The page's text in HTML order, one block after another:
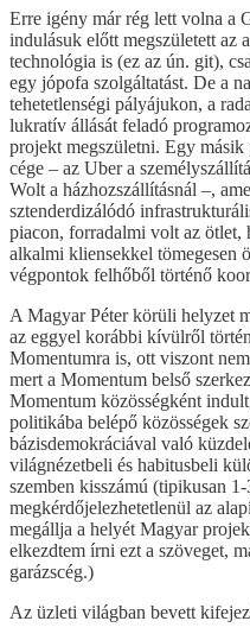
Erre igény már rég lett volna a
indulásuk előtt megszületett az
technológia is (ez az ún. git),
egy jópofa szolgáltatást. De a
tehetetlenségi pályájukon, a
lukratív állását feladó
projekt megszületni. Egy másik
cége – az Uber a
Wolt a házhozszállításnál –,
sztenderdizálódó
piacon, forradalmi volt az
alkalmi kliensekkel tömegesen
végpontok felhőből történő
A Magyar Péter körüli helyzet
az eggyel korábbi kívülről
Momentumra is, ott viszont
mert a Momentum belső
Momentum közösségként
politikába belépő közösségek
bázisdemokráciával való
világnézetbeli és habitusbeli
szemben kisszámú (tipikusan
megkérdőjelezhetetlenül az
megállja a helyét Magyar
elkezdtem írni ezt a szöveget,
garázscég.)
Az üzleti világban bevett